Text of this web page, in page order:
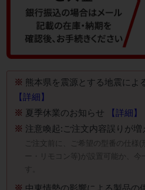
※ 熊本県を震源とする地震によ
【詳細】
※ 夏季休業のお知らせ
【詳細】
※ 注意喚起:ご注文内容誤りが増
ご注文前に、ご希望の型番の仕様
ー・リモコン等)が設置可能か、今
※ 中東情勢の影響による製品の